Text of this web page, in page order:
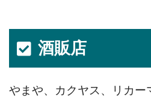
酒販店
やまや、カクヤス、リカー